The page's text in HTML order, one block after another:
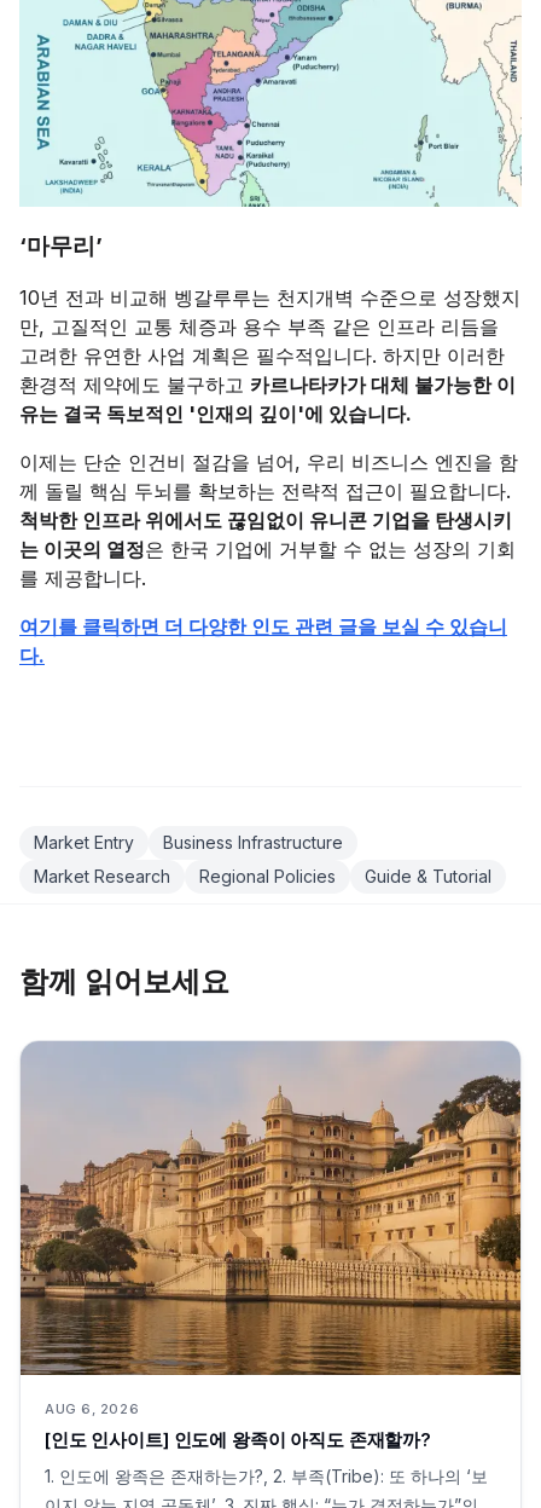
‘마무리’
10년 전과 비교해 벵갈루루는 천지개벽 수준으로 성장했지
만, 고질적인 교통 체증과 용수 부족 같은 인프라 리듬을
고려한 유연한 사업 계획은 필수적입니다. 하지만 이러한
환경적 제약에도 불구하고 카르나타카가 대체 불가능한 이
유는 결국 독보적인 '인재의 깊이'에 있습니다.
이제는 단순 인건비 절감을 넘어, 우리 비즈니스 엔진을 함
께 돌릴 핵심 두뇌를 확보하는 전략적 접근이 필요합니다.
척박한 인프라 위에서도 끊임없이 유니콘 기업을 탄생시키
는 이곳의 열정은 한국 기업에 거부할 수 없는 성장의 기회
를 제공합니다.
여기를 클릭하면 더 다양한 인도 관련 글을 보실 수 있습니
다.
Market Entry
Business Infrastructure
Market Research
Regional Policies Guide & Tutorial
함께 읽어보세요
AUG 6, 2026
[인도 인사이트] 인도에 왕족이 아직도 존재할까?
1. 인도에 왕족은 존재하는가?, 2. 부족(Tribe): 또 하나의 ‘보